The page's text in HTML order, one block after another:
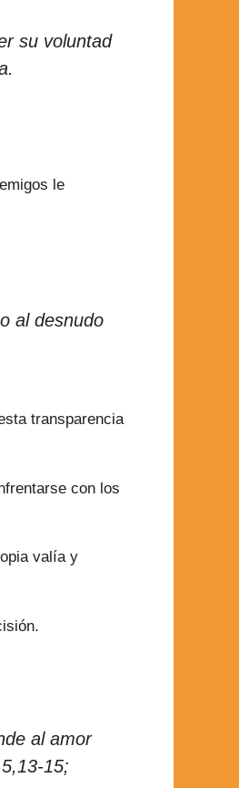
su voluntad
le
al desnudo
transparencia
con los
valía y
al amor
15;